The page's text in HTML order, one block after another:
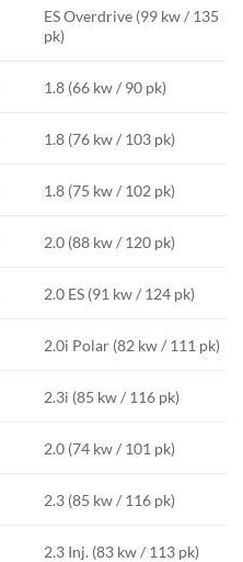
ES Overdrive (99 kw / 135
pk)
1.8 (66 kw / 90 pk)
1.8 (76 kw / 103 pk)
1.8 (75 kw / 102 pk)
2.0 (88 kw / 120 pk)
2.0 ES (91 kw / 124 pk)
2.0i Polar (82 kw / 111 pk)
2.3i (85 kw / 116 pk)
2.0 (74 kw / 101 pk)
2.3 (85 kw / 116 pk)
2.3 Inj. (83 kw / 113 pk)